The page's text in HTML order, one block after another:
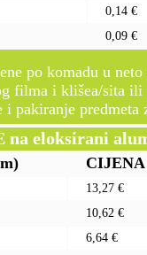
0,14 €
0,09 €
po komadu u
filma i klišea/sita
i pakiranje
na eloksirani
CIJENA
13,27 €
10,62 €
6,64 €